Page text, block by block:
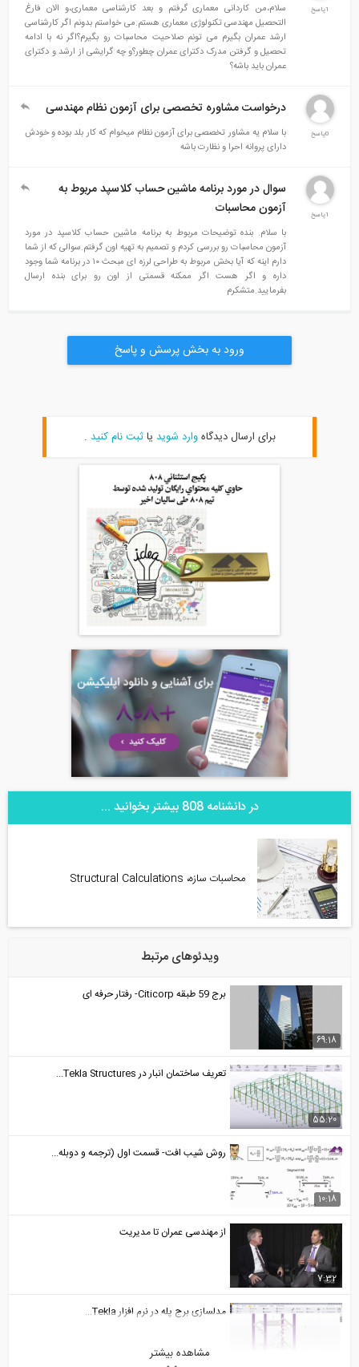
سلام،من کاردانی معماری گرفتم و بعد کارشناسی معماری،و الان فارغ
التحصیل مهندسی تکنولوژی معماری هستم.می خواستم بدونم اگر کارشناسی
ارشد عمران بگیرم می تونم صلاحیت محاسبات رو بگیرم؟اگر نه با ادامه
تحصیل و گرفتن مدرک دکترای عمران چطور؟و چه گرایشی از ارشد و دکترای
عمران باید باشه؟
درخواست مشاوره تخصصی برای آزمون نظام مهندسی
با سلام یه مشاور تخصصی برای آزمون نظام میخوام که کار بلد بوده و خودش
دارای پروانه احرا و نظارت باشه
سوال در مورد برنامه ماشین حساب کلاسپد مربوط به
آزمون محاسبات
با سلام. بنده توضیحات مربوط به برنامه ماشین حساب کلاسپد در مورد
آزمون محاسبات رو بررسی کردم و تصمیم به تهیه اون گرفتم.سوالی که از شما
دارم اینه که آیا بخش مربوط به طراحی لرزه ای مبحث ۱۰ در برنامه شما وجود
داره و اگر هست اگر ممکنه قسمتی از اون رو برای بنده ارسال
بفرمایید.متشکرم
ورود به بخش پرسش و پاسخ
برای ارسال دیدگاهوارد شویدیاثبت نام کنید.
در دانشنامه 808 بیشتر بخوانید ...
محاسبات سازه، Structural Calculations
ویدئوهای مرتبط
69:18
برج 59 طبقه Citicorp- رفتار حرفه ای
55:20
تعریف ساختمان انبار در Tekla Structures...
10:18
روش شیب افت- قسمت اول (ترجمه و دوبله...
7:32
از مهندسی عمران تا مدیریت
مدلسازی برج پله در نرم افزار Tekla...
مشاهده بیشتر